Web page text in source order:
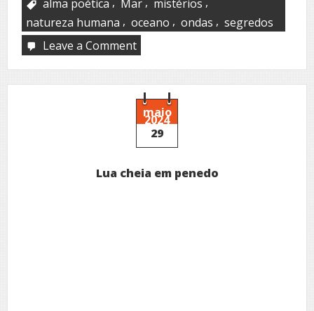
alma poética
Mar mistérios
natureza humana , oceano , ondas , segredos
Leave a Commenton
germinal
maio
2024
29
Lua cheia em penedo